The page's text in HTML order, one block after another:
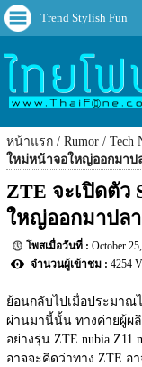
Trend Stylish Fun
หน้าแรก Rumor Tech
ใหม่หน้าจอใหญ่ออกมาป
ZTE จะเปิดตัว
ใหญ่ออกมาปล
October
4254
ย้อนกลับไปเมื่อประมา
ผ่านมานี้นั้น ทางค่ายผู้ผลิ
อย่างรุ่น ZTE nubia
อาจจะคิดว่าทาง ZTE อ